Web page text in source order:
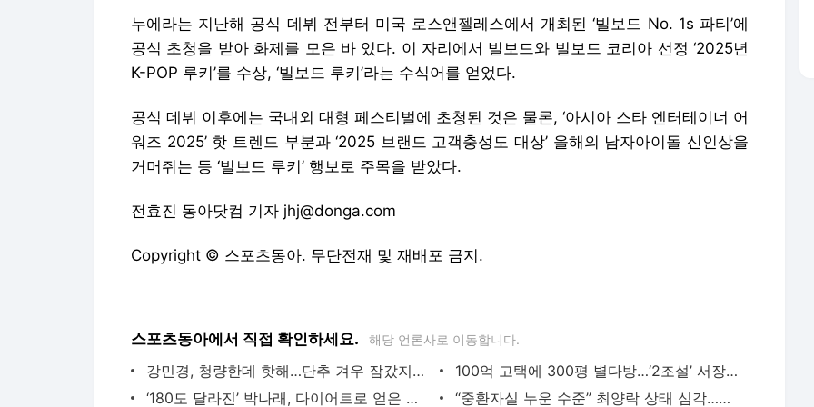
누에라는 지난해 공식 데뷔 전부터 미국 로스앤젤레스에서 개최된 ‘빌보드 No. 1s 파티’에
공식 초청을 받아 화제를 모은 바 있다. 이 자리에서 빌보드와 빌보드 코리아 선정 ‘2025년
K-POP 루키’를 수상, ‘빌보드 루키’라는 수식어를 얻었다.
공식 데뷔 이후에는 국내외 대형 페스티벌에 초청된 것은 물론, ‘아시아 스타 엔터테이너 어
워즈 2025’ 핫 트렌드 부분과 ‘2025 브랜드 고객충성도 대상’ 올해의 남자아이돌 신인상을
거머쥐는 등 ‘빌보드 루키’ 행보로 주목을 받았다.
전효진 동아닷컴 기자 jhj@donga.com
Copyright © 스포츠동아. 무단전재 및 재배포 금지.
스포츠동아에서 직접 확인하세요. 해당 언론사로 이동합니다.
강민경, 청량한데 핫해…단추 겨우 잠갔지만 ‘역부족’ [DA★]
100억 고택에 300평 별다방…‘2조설’ 서장훈 입성 계획 (이웃집 백만장자)
‘180도 달라진’ 박나래, 다이어트로 얻은 자신감으로 4년 만 새 프로필
“중환자실 누운 수준” 최양락 상태 심각…모발 시한부 선고